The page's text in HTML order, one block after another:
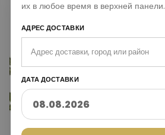
их в любое время в верхней панели.
АДРЕС ДОСТАВКИ
ДАТА ДОСТАВКИ